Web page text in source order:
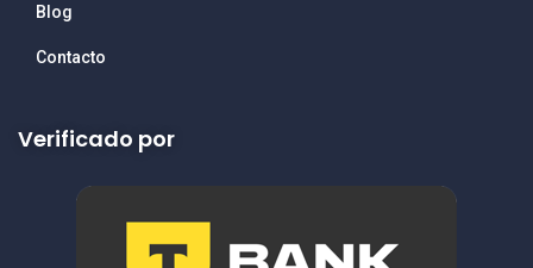
Blog
Contacto
Verificado por